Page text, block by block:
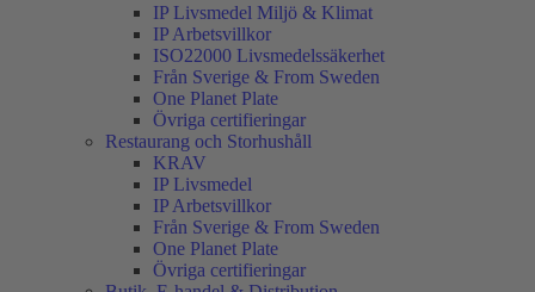
IP Livsmedel Miljö & Klimat
IP Arbetsvillkor
ISO22000 Livsmedelssäkerhet
Från Sverige & From Sweden
One Planet Plate
Övriga certifieringar
Restaurang och Storhushåll
KRAV
IP Livsmedel
IP Arbetsvillkor
Från Sverige & From Sweden
One Planet Plate
Övriga certifieringar